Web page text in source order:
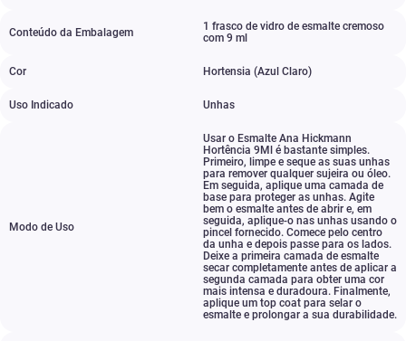
Conteúdo da Embalagem
1 frasco de vidro de esmalte cremoso
com 9 ml
Cor Hortensia (Azul Claro)
Uso Indicado Unhas
Modo de Uso
Usar o Esmalte Ana Hickmann
Hortência 9Ml é bastante simples.
Primeiro, limpe e seque as suas unhas
para remover qualquer sujeira ou óleo.
Em seguida, aplique uma camada de
base para proteger as unhas. Agite
bem o esmalte antes de abrir e, em
seguida, aplique-o nas unhas usando o
pincel fornecido. Comece pelo centro
da unha e depois passe para os lados.
Deixe a primeira camada de esmalte
secar completamente antes de aplicar a
segunda camada para obter uma cor
mais intensa e duradoura. Finalmente,
aplique um top coat para selar o
esmalte e prolongar a sua durabilidade.